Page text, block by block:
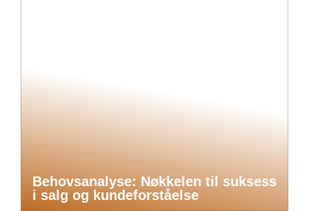
Behovsanalyse: Nøkkelen til suksess
i salg og kundeforståelse